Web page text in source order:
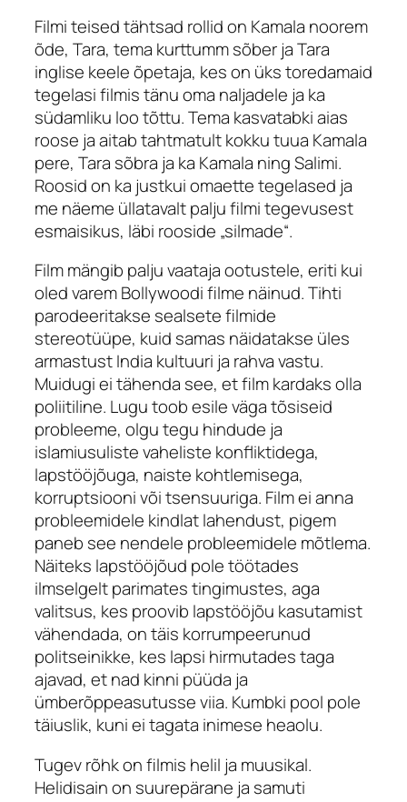
Filmi teised tähtsad rollid on Kamala noorem
õde, Tara, tema kurttumm sõber ja Tara
inglise keele õpetaja, kes on üks toredamaid
tegelasi filmis tänu oma naljadele ja ka
südamliku loo tõttu. Tema kasvatabki aias
roose ja aitab tahtmatult kokku tuua Kamala
pere, Tara sõbra ja ka Kamala ning Salimi.
Roosid on ka justkui omaette tegelased ja
me näeme üllatavalt palju filmi tegevusest
esmaisikus, läbi rooside „silmade“.
Film mängib palju vaataja ootustele, eriti kui
oled varem Bollywoodi filme näinud. Tihti
parodeeritakse sealsete filmide
stereotüüpe, kuid samas näidatakse üles
armastust India kultuuri ja rahva vastu.
Muidugi ei tähenda see, et film kardaks olla
poliitiline. Lugu toob esile väga tõsiseid
probleeme, olgu tegu hindude ja
islamiusuliste vaheliste konfliktidega,
lapstööjõuga, naiste kohtlemisega,
korruptsiooni või tsensuuriga. Film ei anna
probleemidele kindlat lahendust, pigem
paneb see nendele probleemidele mõtlema.
Näiteks lapstööjõud pole töötades
ilmselgelt parimates tingimustes, aga
valitsus, kes proovib lapstööjõu kasutamist
vähendada, on täis korrumpeerunud
politseinikke, kes lapsi hirmutades taga
ajavad, et nad kinni püüda ja
ümberõppeasutusse viia. Kumbki pool pole
täiuslik, kuni ei tagata inimese heaolu.
Tugev rõhk on filmis helil ja muusikal.
Helidisain on suurepärane ja samuti